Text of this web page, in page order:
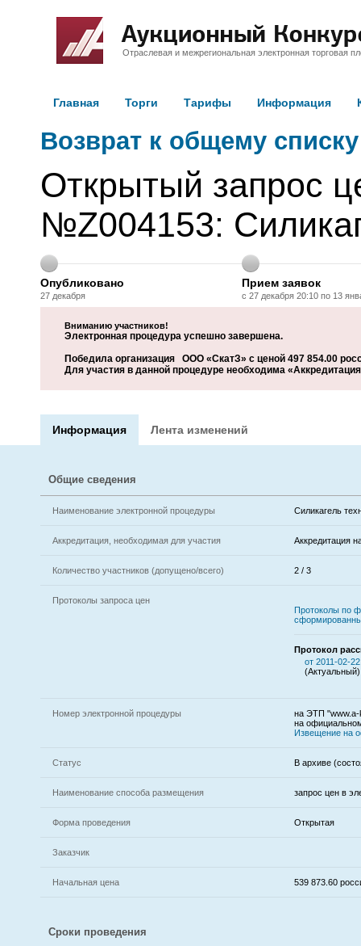
Отраслевая и межрегиональная электронная торговая
Главная Торги Тарифы Информация
Возврат к общему списку
Открытый запрос
№Z004153:
Опубликовано
27 декабря
Прием заявок
с 27 декабря 20:10 по 13
Вниманию участников!
Электронная процедура успешно завершена.
Победила организация ООО «СкатЗ» с ценой 497 854.00
Для участия в данной процедуре необходима
Информация Лента изменений
Общие сведения
Наименование электронной процедуры Силикагель
Аккредитация, необходимая для участия Аккредитация
Количество участников (допущено/всего) 2 / 3
Протоколы запроса цен
Протоколы по
Протокол
от 2011-02-
(Актуальный)
Номер электронной процедуры
на ЭТП "www.a-
на
Извещение на
Статус В архиве
Наименование способа размещения запрос цен в
Форма проведения Открытая
Заказчик
Начальная цена 539 873.60
Сроки проведения